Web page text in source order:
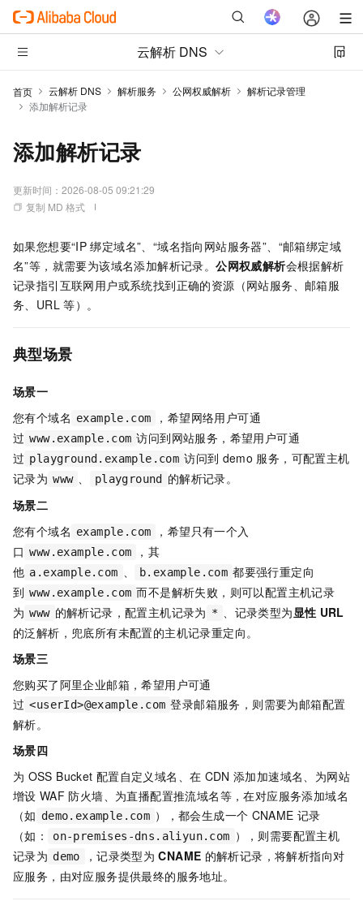
云解析 DNS
首页 云解析 DNS 解析服务 公网权威解析
解析记录管理
添加解析记录
添加解析记录
更新时间： 2026-08-05 09:21:29
复制 MD 格式
如果您想要“IP 绑定域名”、“域名指向网站服务器”、“邮箱绑定域
名”等，就需要为该域名添加解析记录。公网权威解析会根据解析
记录指引互联网用户或系统找到正确的资源（网站服务、邮箱服
务、URL 等）。
典型场景
场景一
您有个域名 example.com
，希望网络用户可通
过 www.example.com 访问到网站服务，希望用户可通
过 playground.example.com 访问到 demo 服务，可配置主机
记录为 www 、 playground
的解析记录。
场景二
您有个域名 example.com
，希望只有一个入
口 www.example.com
，其
他 a.example.com 、 b.example.com 都要强行重定向
到 www.example.com 而不是解析失败，则可以配置主机记录
为 www 的解析记录，配置主机记录为 * 、记录类型为显性 URL
的泛解析，兜底所有未配置的主机记录重定向。
场景三
您购买了阿里企业邮箱，希望用户可通
过 <userId>@example.com 登录邮箱服务，则需要为邮箱配置
解析。
场景四
为 OSS Bucket 配置自定义域名、在 CDN 添加加速域名、为网站
增设 WAF 防火墙、为直播配置推流域名等，在对应服务添加域名
（如 demo.example.com ），都会生成一个 CNAME 记录
（如：
on-premises-dns.aliyun.com ），则需要配置主机
记录为 demo ，记录类型为 CNAME 的解析记录，将解析指向对
应服务，由对应服务提供最终的服务地址。